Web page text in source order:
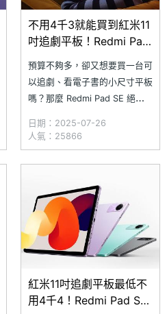
不用4千3就能買到紅米11
吋追劇平板！Redmi Pad
SE通路最低價格一次看
(2025.7)
預算不夠多，卻又想要買一台可
以追劇、看電子書的小尺寸平板
嗎？那麼 Redmi Pad SE 絕對
價外，這台平板電腦還配備 11
吋 90Hz 螢幕、立體聲四揚聲
器及 8,000mAh 電池，不管是
輕鬆搞定！究竟
日期：2025-07-26
人氣：25866
紅米11吋追劇平板最低不
用4千4！Redmi Pad SE